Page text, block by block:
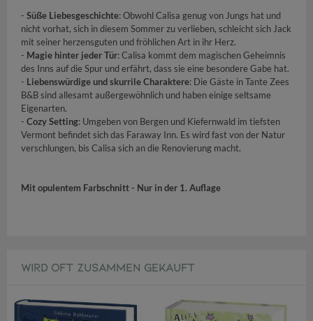
- Süße Liebesgeschichte: Obwohl Calisa genug von Jungs hat und
nicht vorhat, sich in diesem Sommer zu verlieben, schleicht sich Jack
mit seiner herzensguten und fröhlichen Art in ihr Herz.
- Magie hinter jeder Tür: Calisa kommt dem magischen Geheimnis
des Inns auf die Spur und erfährt, dass sie eine besondere Gabe hat.
- Liebenswürdige und skurrile Charaktere: Die Gäste in Tante Zees
B&B sind allesamt außergewöhnlich und haben einige seltsame
Eigenarten.
- Cozy Setting: Umgeben von Bergen und Kiefernwald im tiefsten
Vermont befindet sich das Faraway Inn. Es wird fast von der Natur
verschlungen, bis Calisa sich an die Renovierung macht.
Mit opulentem Farbschnitt - Nur in der 1. Auflage
WIRD OFT ZUSAMMEN GEKAUFT